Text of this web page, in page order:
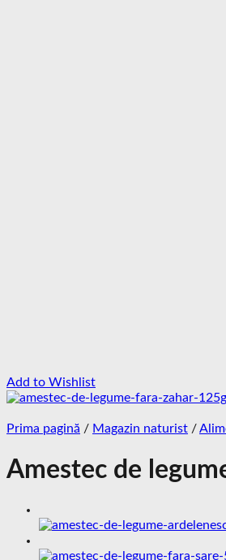
Add to Wishlist
Prima pagină / Magazin naturist /
Amestec de